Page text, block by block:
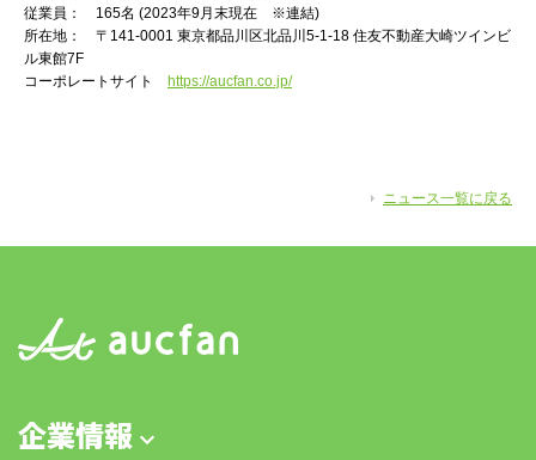
従業員： 165名 (2023年9月末現在 ※連結)
所在地： 〒141-0001 東京都品川区北品川5-1-18 住友不動産大崎ツインビ
ル東館7F
コーポレートサイト
https://aucfan.co.jp/
ニュース一覧に戻る
企業情報